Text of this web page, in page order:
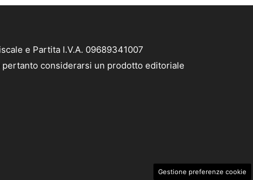
e Partita I.V.A. 09689341007
considerarsi un prodotto editoriale
Gestione preferenze cookie